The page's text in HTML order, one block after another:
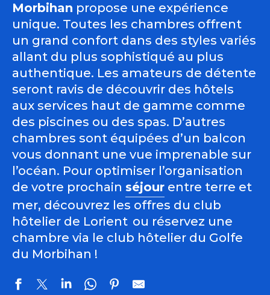
Morbihan propose une expérience
unique. Toutes les chambres offrent
un grand confort dans des styles variés
allant du plus sophistiqué au plus
authentique. Les amateurs de détente
seront ravis de découvrir des hôtels
aux services haut de gamme comme
des piscines ou des spas. D’autres
chambres sont équipées d’un balcon
vous donnant une vue imprenable sur
l’océan. Pour optimiser l’organisation
de votre prochain séjour entre terre et
mer, découvrez les offres du club
hôtelier de Lorient ou réservez une
chambre via le club hôtelier du Golfe
du Morbihan !